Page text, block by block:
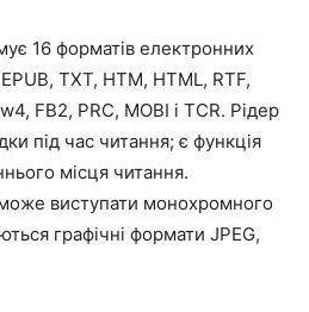
16 форматів електронних
TXT, HTM, HTML, RTF,
FB2, PRC, MOBI і TCR. Рідер
під час читання; є функція
місця читання.
виступати монохромного
графічні формати JPEG,